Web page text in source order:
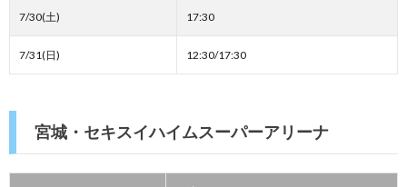
7/30(土) 17:30
7/31(日) 12:30/17:30
宮城・セキスイハイムスーパーアリーナ